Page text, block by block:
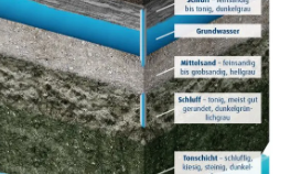
von Mineralwasser
von dessen Quellgebiet ab. Darin
sind ausschließlich die
und für den menschlichen
wichtigen Mineralstoffe und
der Gesteinsschichten,